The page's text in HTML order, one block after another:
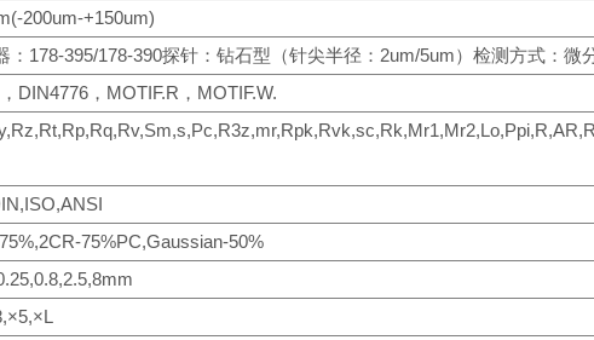
200um-+150um)
：178-395/178-390探针：钻石型（针尖半径：2um/5um）检测方式：微
DIN4776，MOTIF.R，MOTIF.W.
75%PC,Gaussian-50%